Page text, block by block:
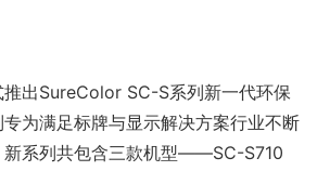
出SureColor SC-S系列新一代环保
为满足标牌与显示解决方案行业不断
新系列共包含三款机型——SC-S710